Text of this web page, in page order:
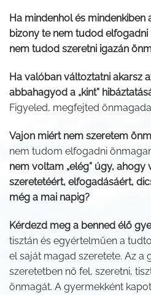
Ha mindenhol és mindenkiben
bizony te nem tudod
nem tudod szeretni igazán
Ha valóban változtatni akarsz
abbahagyod a „kint”
Figyeled, megfejted
Vajon miért nem szeretem
nem tudom elfogadni
nem voltam „elég” úgy, ahogy
szeretetéért, elfogadásáért,
még a mai napig?
Kérdezd meg a benned élő
tisztán és egyértelműen a
el saját magad szeretete. Az a
szeretetben nő fel, szeretni,
önmagát. A gyermekként